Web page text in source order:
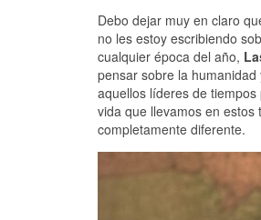
Debo dejar muy en claro
no les estoy escribiendo
cualquier época del año,
pensar sobre la
aquellos líderes de
vida que llevamos en
completamente diferente.